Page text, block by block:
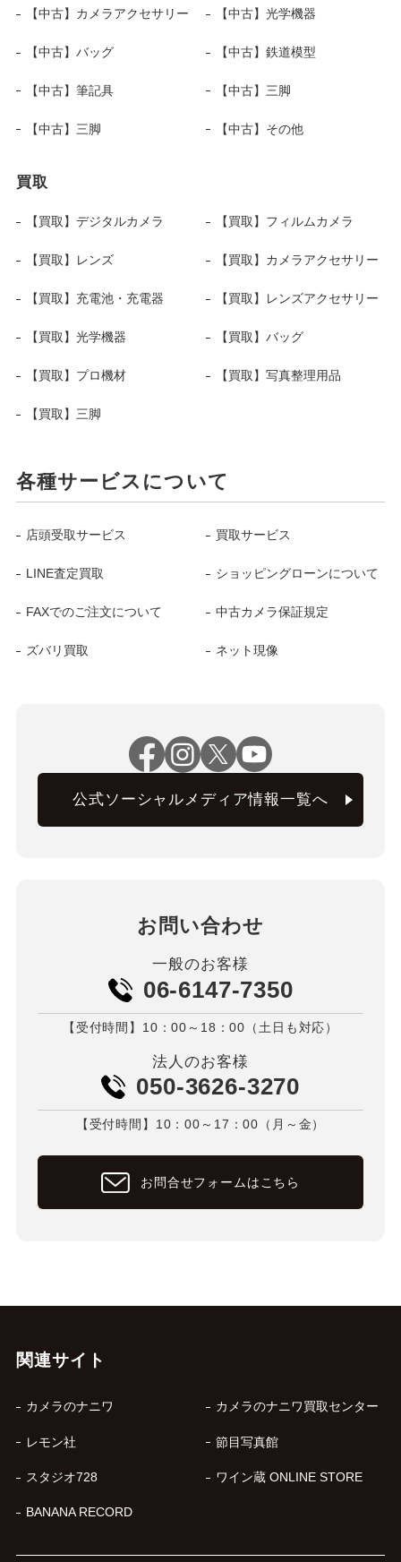
【中古】カメラアクセサリー 【中古】光学機器
【中古】バッグ 【中古】鉄道模型
【中古】筆記具 【中古】三脚
【中古】三脚 【中古】その他
買取
【買取】デジタルカメラ 【買取】フィルムカメラ
【買取】レンズ 【買取】カメラアクセサリー
【買取】充電池・充電器 【買取】レンズアクセサリー
【買取】光学機器 【買取】バッグ
【買取】プロ機材 【買取】写真整理用品
【買取】三脚
各種サービスについて
店頭受取サービス 買取サービス
LINE査定買取 ショッピングローンについて
FAXでのご注文について 中古カメラ保証規定
ズバリ買取 ネット現像
公式ソーシャルメディア情報一覧へ
お問い合わせ
一般のお客様
06-6147-7350
【受付時間】10：00～18：00（土日も対応）
法人のお客様
050-3626-3270
【受付時間】10：00～17：00（月～金）
お問合せフォームはこちら
関連サイト
カメラのナニワ カメラのナニワ買取センター
レモン社 節目写真館
スタジオ728 ワイン蔵 ONLINE STORE
BANANA RECORD